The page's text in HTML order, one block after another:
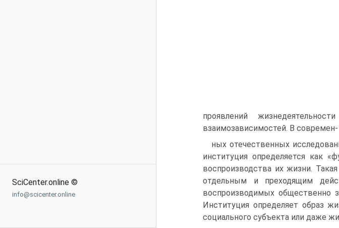
SciCenter.online ©
info@scicenter.online
проявлений
взаимозависимостей. В современ-
ных отечественных
институция определяется как
воспроизводства их жизни.
отдельным и преходящим
воспроизводимых общественно
Институция определяет образ
социального субъекта или даже